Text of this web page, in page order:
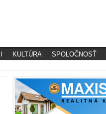
KULTÚRA SPOLOČNOSŤ